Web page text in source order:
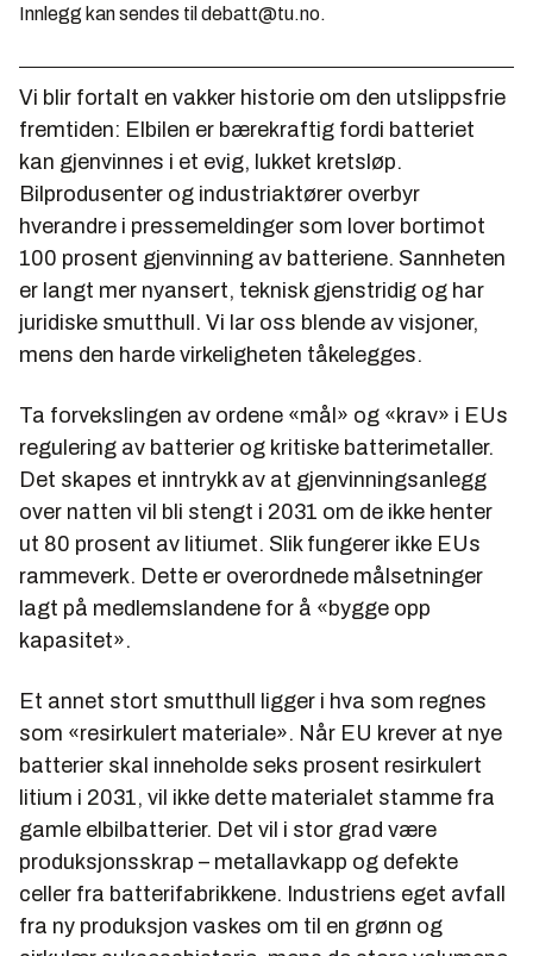
Innlegg kan sendes til debatt@tu.no.
Vi blir fortalt en vakker historie om den utslippsfrie
fremtiden: Elbilen er bærekraftig fordi batteriet
kan gjenvinnes i et evig, lukket kretsløp.
Bilprodusenter og industriaktører overbyr
hverandre i pressemeldinger som lover bortimot
100 prosent gjenvinning av batteriene. Sannheten
er langt mer nyansert, teknisk gjenstridig og har
juridiske smutthull. Vi lar oss blende av visjoner,
mens den harde virkeligheten tåkelegges.
Ta forvekslingen av ordene «mål» og «krav» i EUs
regulering av batterier og kritiske batterimetaller.
Det skapes et inntrykk av at gjenvinningsanlegg
over natten vil bli stengt i 2031 om de ikke henter
ut 80 prosent av litiumet. Slik fungerer ikke EUs
rammeverk. Dette er overordnede målsetninger
lagt på medlemslandene for å «bygge opp
kapasitet».
Et annet stort smutthull ligger i hva som regnes
som «resirkulert materiale». Når EU krever at nye
batterier skal inneholde seks prosent resirkulert
litium i 2031, vil ikke dette materialet stamme fra
gamle elbilbatterier. Det vil i stor grad være
produksjonsskrap – metallavkapp og defekte
celler fra batterifabrikkene. Industriens eget avfall
fra ny produksjon vaskes om til en grønn og